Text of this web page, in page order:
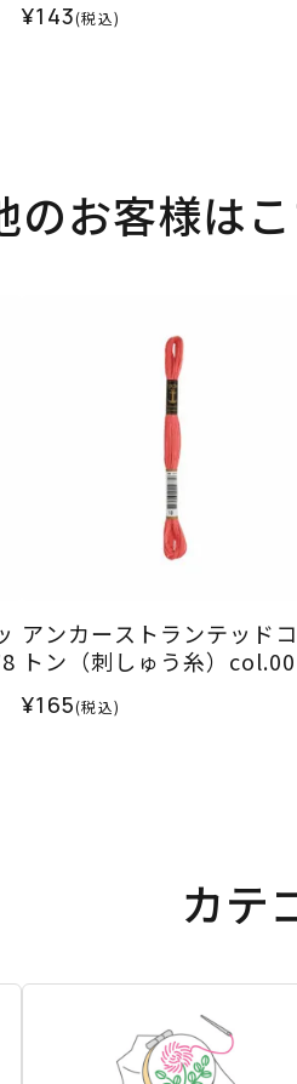
¥143(税込)
のお客様は
アンカーストランテッド
トン（刺しゅう糸）
¥165(税込)
カテ